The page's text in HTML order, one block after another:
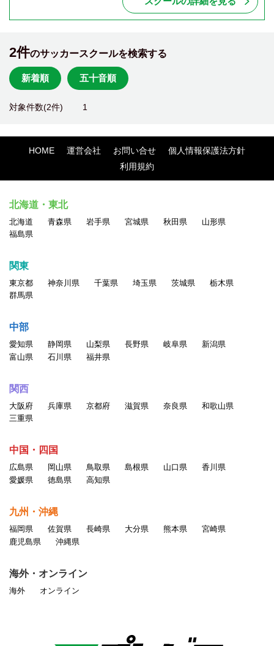
2件のサッカースクールを検索する
新着順 五十音順
対象件数(2件) 1
HOME 運営会社 お問い合せ
個人情報保護法方針
利用規約
北海道・東北
北海道 青森県 岩手県 宮城県 秋田県
山形県
福島県
関東
東京都 神奈川県 千葉県 埼玉県 茨城県
栃木県
群馬県
中部
愛知県 静岡県 山梨県 長野県 岐阜県
新潟県
富山県
石川県 福井県
関西
大阪府 兵庫県 京都府 滋賀県 奈良県
和歌山県
三重県
中国・四国
広島県 岡山県 鳥取県 島根県 山口県
香川県
愛媛県
徳島県 高知県
九州・沖縄
福岡県 佐賀県 長崎県 大分県 熊本県
宮崎県
鹿児島県
沖縄県
海外・オンライン
海外 オンライン